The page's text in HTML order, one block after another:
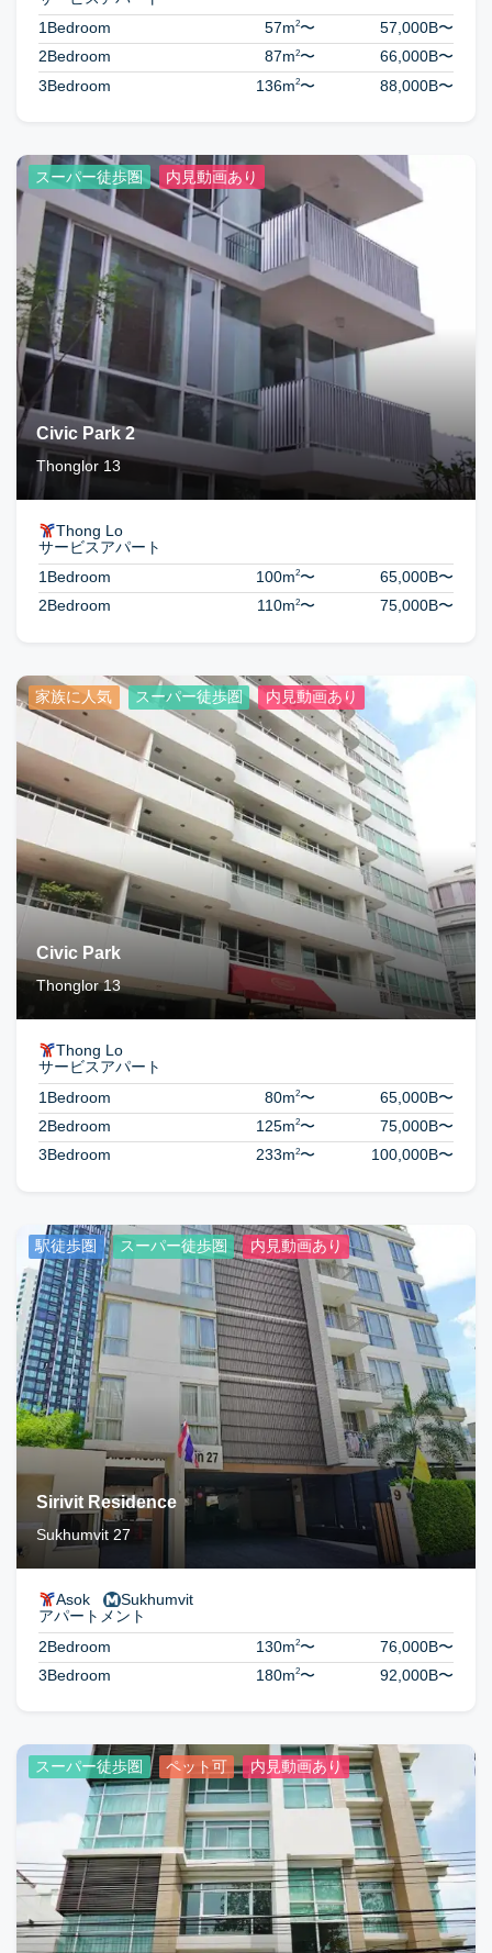
1Bedroom
57m2〜 57,000B〜
2Bedroom
87m2〜 66,000B〜
3Bedroom
136m2〜 88,000B〜
スーパー徒歩圏 内見動画あり
Civic Park 2
Thonglor 13
Thong Lo
サービスアパート
1Bedroom
100m2〜 65,000B〜
2Bedroom
110m2〜 75,000B〜
家族に人気 スーパー徒歩圏 内見動画あり
Civic Park
Thonglor 13
Thong Lo
サービスアパート
1Bedroom
80m2〜 65,000B〜
2Bedroom
125m2〜 75,000B〜
3Bedroom
233m2〜 100,000B〜
駅徒歩圏 スーパー徒歩圏 内見動画あり
Sirivit Residence
Sukhumvit 27
Asok Sukhumvit
アパートメント
2Bedroom
130m2〜 76,000B〜
3Bedroom
180m2〜 92,000B〜
スーパー徒歩圏 ペット可 内見動画あり